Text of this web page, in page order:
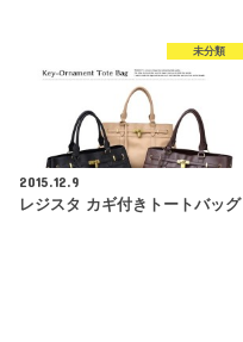
未分類
2015.12.9
レジスタ カギ付きトートバッグ